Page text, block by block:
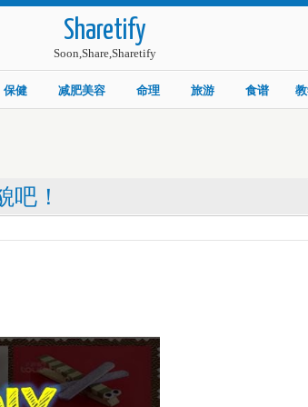
Sharetify
Soon,Share,Sharetify
保健 减肥美容 命理 旅游 食谱
吧！